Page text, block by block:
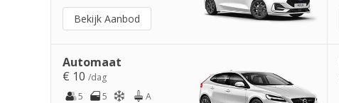
Bekijk Aanbod
Automaat
€ 10 /dag
5
5 A